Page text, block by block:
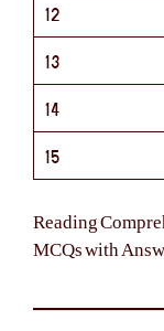
12
13
14
15
Reading
MCQs with